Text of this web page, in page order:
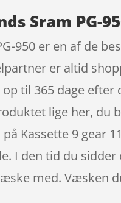
Sram PG-
950 er en af de
er altid
til 365 dage
lige her,
Kassette 9 gear
I den tid du
med. Væsken